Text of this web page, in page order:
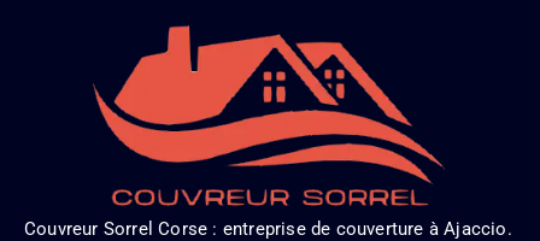
Couvreur Sorrel Corse : entreprise de couverture à Ajaccio.